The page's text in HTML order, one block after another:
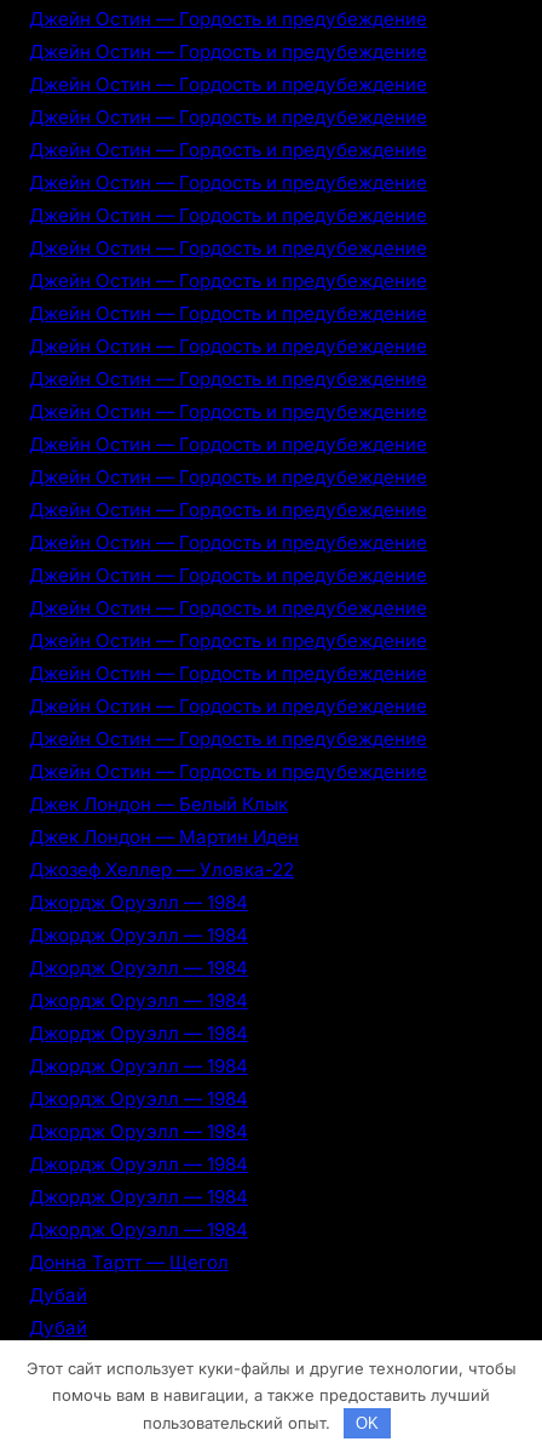
Джейн Остин — Гордость и предубеждение
Джейн Остин — Гордость и предубеждение
Джейн Остин — Гордость и предубеждение
Джейн Остин — Гордость и предубеждение
Джейн Остин — Гордость и предубеждение
Джейн Остин — Гордость и предубеждение
Джейн Остин — Гордость и предубеждение
Джейн Остин — Гордость и предубеждение
Джейн Остин — Гордость и предубеждение
Джейн Остин — Гордость и предубеждение
Джейн Остин — Гордость и предубеждение
Джейн Остин — Гордость и предубеждение
Джейн Остин — Гордость и предубеждение
Джейн Остин — Гордость и предубеждение
Джейн Остин — Гордость и предубеждение
Джейн Остин — Гордость и предубеждение
Джейн Остин — Гордость и предубеждение
Джейн Остин — Гордость и предубеждение
Джейн Остин — Гордость и предубеждение
Джейн Остин — Гордость и предубеждение
Джейн Остин — Гордость и предубеждение
Джейн Остин — Гордость и предубеждение
Джейн Остин — Гордость и предубеждение
Джейн Остин — Гордость и предубеждение
Джек Лондон — Белый Клык
Джек Лондон — Мартин Иден
Джозеф Хеллер — Уловка-22
Джордж Оруэлл — 1984
Джордж Оруэлл — 1984
Джордж Оруэлл — 1984
Джордж Оруэлл — 1984
Джордж Оруэлл — 1984
Джордж Оруэлл — 1984
Джордж Оруэлл — 1984
Джордж Оруэлл — 1984
Джордж Оруэлл — 1984
Джордж Оруэлл — 1984
Джордж Оруэлл — 1984
Донна Тартт — Щегол
Дубай
Дубай
Дубай
Дубай
Этот сайт использует куки-файлы и другие технологии, чтобы
помочь вам в навигации, а также предоставить лучший
пользовательский опыт.
OK